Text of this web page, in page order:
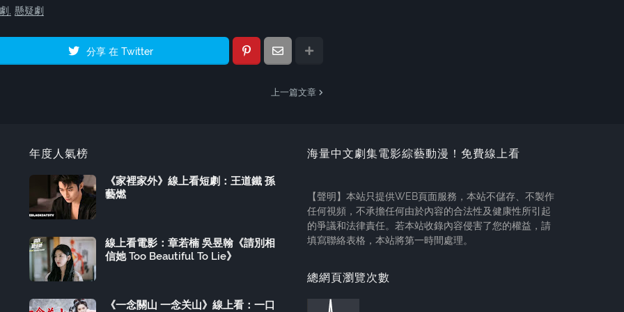
懸疑劇
分享 在 Twitter
上一篇文章
年度人氣榜
《家裡家外》線上看短劇：王道鐵 孫
藝燃
線上看電影：章若楠 吳昱翰《請別相
信她 Too Beautiful To Lie》
《一念關山 一念关山》線上看：一口
海量中文劇集電影綜藝動漫！免費線上看
【聲明】本站只提供WEB頁面服務，本站不儲存、不製作
任何視頻，不承擔任何由於內容的合法性及健康性所引起
的爭議和法律責任。若本站收錄內容侵害了您的權益，請
填寫聯絡表格，本站將第一時間處理。
總網頁瀏覽次數